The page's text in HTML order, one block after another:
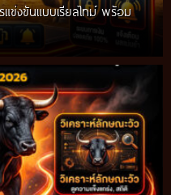
ข่งขันแบบเรียลไทม์ พร้อม